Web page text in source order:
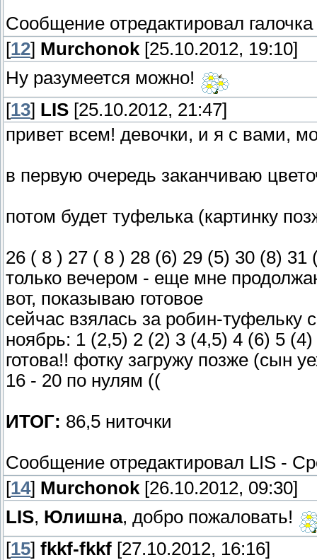
Сообщение отредактировал галочка
[12] Murchonok [25.10.2012, 19:10]
Ну разумеется можно!
[13] LIS [25.10.2012, 21:47]
привет всем! девочки, и я с вами,
в первую очередь заканчиваю
потом будет туфелька (картинку
26 ( 8 ) 27 ( 8 ) 28 (6) 29 (5) 30 (8) 31
только вечером - еще мне
вот, показываю готовое
сейчас взялась за робин-туфельку
ноябрь: 1 (2,5) 2 (2) 3 (4,5) 4 (6) 5
готова!! фотку загружу позже (сын
16 - 20 по нулям ((
ИТОГ: 86,5 ниточки
Сообщение отредактировал LIS -
[14] Murchonok [26.10.2012, 09:30]
LIS, Юлишна, добро пожаловать!
[15] fkkf-fkkf [27.10.2012, 16:16]